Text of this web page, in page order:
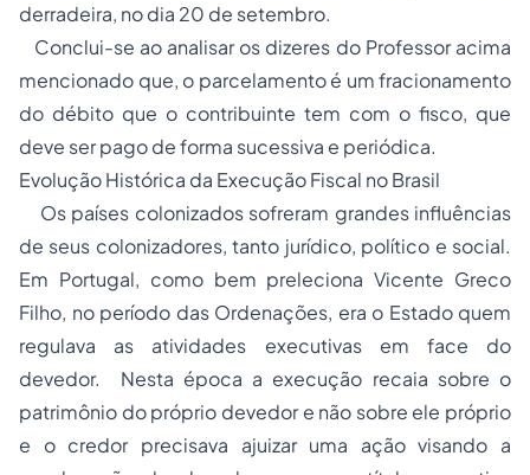
derradeira, no dia 20 de setembro.
Conclui-se ao analisar os dizeres do Professor acima
mencionado que, o parcelamento é um fracionamento
do débito que o contribuinte tem com o fisco, que
deve ser pago de forma sucessiva e periódica.
Evolução Histórica da Execução Fiscal no Brasil
Os países colonizados sofreram grandes influências
de seus colonizadores, tanto jurídico, político e social.
Em Portugal, como bem preleciona Vicente Greco
Filho, no período das Ordenações, era o Estado quem
regulava as atividades executivas em face do
devedor. Nesta época a execução recaia sobre o
patrimônio do próprio devedor e não sobre ele próprio
e o credor precisava ajuizar uma ação visando a